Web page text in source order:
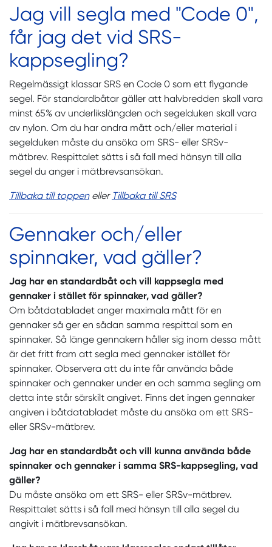
Jag vill segla med "Code 0",
får jag det vid SRS-
kappsegling?
Regelmässigt klassar SRS en Code 0 som ett flygande
segel. För standardbåtar gäller att halvbredden skall vara
minst 65% av underlikslängden och segelduken skall vara
av nylon. Om du har andra mått och/eller material i
segelduken måste du ansöka om SRS- eller SRSv-
mätbrev. Respittalet sätts i så fall med hänsyn till alla
segel du anger i mätbrevsansökan.
Tillbaka till toppeneller Tillbaka till SRS
Gennaker och/eller
spinnaker, vad gäller?
Jag har en standardbåt och vill kappsegla med
gennaker i stället för spinnaker, vad gäller?
Om båtdatabladet anger maximala mått för en
gennaker så ger en sådan samma respittal som en
spinnaker. Så länge gennakern håller sig inom dessa mått
är det fritt fram att segla med gennaker istället för
spinnaker. Observera att du inte får använda både
spinnaker och gennaker under en och samma segling om
detta inte står särskilt angivet. Finns det ingen gennaker
angiven i båtdatabladet måste du ansöka om ett SRS-
eller SRSv-mätbrev.
Jag har en standardbåt och vill kunna använda både
spinnaker och gennaker i samma SRS-kappsegling, vad
gäller?
Du måste ansöka om ett SRS- eller SRSv-mätbrev.
Respittalet sätts i så fall med hänsyn till alla segel du
angivit i mätbrevsansökan.